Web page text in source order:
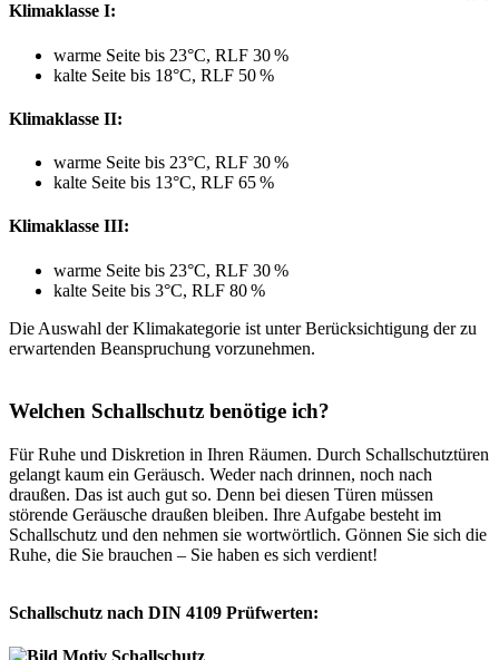
Klimaklasse I:
warme Seite bis 23°C, RLF 30 %
kalte Seite bis 18°C, RLF 50 %
Klimaklasse II:
warme Seite bis 23°C, RLF 30 %
kalte Seite bis 13°C, RLF 65 %
Klimaklasse III:
warme Seite bis 23°C, RLF 30 %
kalte Seite bis 3°C, RLF 80 %
Die Auswahl der Klimakategorie ist unter Berücksichtigung der zu
erwartenden Beanspruchung vorzunehmen.
Welchen Schallschutz benötige ich?
Für Ruhe und Diskretion in Ihren Räumen. Durch Schallschutztüren
gelangt kaum ein Geräusch. Weder nach drinnen, noch nach
draußen. Das ist auch gut so. Denn bei diesen Türen müssen
störende Geräusche draußen bleiben. Ihre Aufgabe besteht im
Schallschutz und den nehmen sie wortwörtlich. Gönnen Sie sich die
Ruhe, die Sie brauchen – Sie haben es sich verdient!
Schallschutz nach DIN 4109 Prüfwerten: